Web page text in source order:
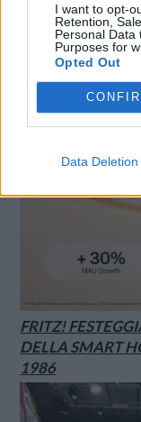
I want to opt-
Retention,
Personal Data
Purposes for
Opted Out
Data Deletion
LG CHANNELS
GLOBALE E
POLONIA
FRITZ!
DELLA SMART
1986